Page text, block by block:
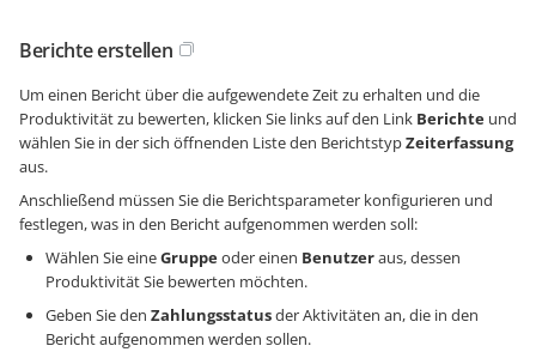
Berichte erstellen
Um einen Bericht über die aufgewendete Zeit zu erhalten und die
Produktivität zu bewerten, klicken Sie links auf den Link Berichte und
wählen Sie in der sich öffnenden Liste den BerichtstypZeiterfassung
aus.
Anschließend müssen Sie die Berichtsparameter konfigurieren und
festlegen, was in den Bericht aufgenommen werden soll:
Wählen Sie eineGruppeoder einen Benutzeraus, dessen
Produktivität Sie bewerten möchten.
Geben Sie den Zahlungsstatusder Aktivitäten an, die in den
Bericht aufgenommen werden sollen.